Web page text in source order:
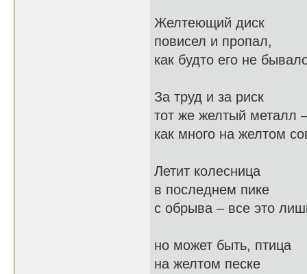
Желтеющий диск
повисел и пропал,
как будто его не
За труд и за риск
тот же желтый металл
как много на желтом
Летит колесница
в последнем пике
с обрыва – все это
но может быть, птица
на желтом песке